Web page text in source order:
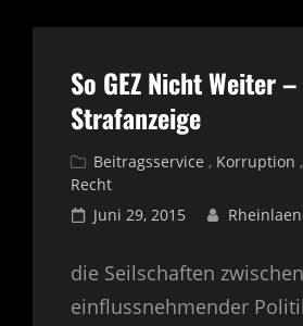
So GEZ Nicht Weiter –
Strafanzeige
Cat
Links
Beitragsservice , Korruption ,
Recht
Posted
Juni 29, 2015
die Seilschaften zwischen
einflussnehmender